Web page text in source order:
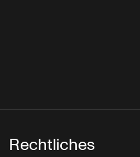
Rechtliches